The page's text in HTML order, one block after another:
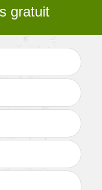
gratuit